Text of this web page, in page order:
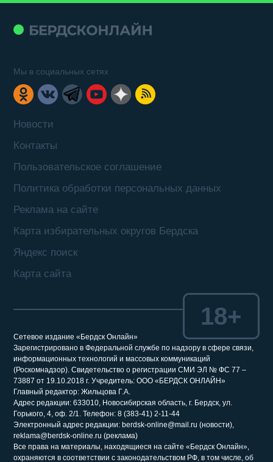
Новости
Контакты
Пользовательское соглашение
Политика обработки персональных данных
Реклама на сайте
Карта избирательных округов Бердска
Яндекс поиск
Карта сайта
Мы в социальных сетях
Сетевое издание «Бердск Онлайн»
Зарегистрировано в Федеральной службе по надзору в сфере связи,
информационных технологий и массовых коммуникаций
(Роскомнадзор). Свидетельство о регистрации СМИ ЭЛ № ФС 77 –
73887 от 19.10.2018 г. Учредитель: ООО «БЕРДСК ОНЛАЙН»
Главный редактор: Жильцова Г.А.
Адрес редакции: 633010, Новосибирская область, г. Бердск, ул.
Горького, 4, оф. 2/1. Телефон: 8 (383-41) 2-11-44
Электронный адрес редакции: berdsk-online@mail.ru (новости),
reklama@berdsk-online.ru (реклама)
Все права на материалы, находящиеся на сайте «Бердск Онлайн»,
охраняются в соответствии с законодательством РФ, в том числе, об
18+